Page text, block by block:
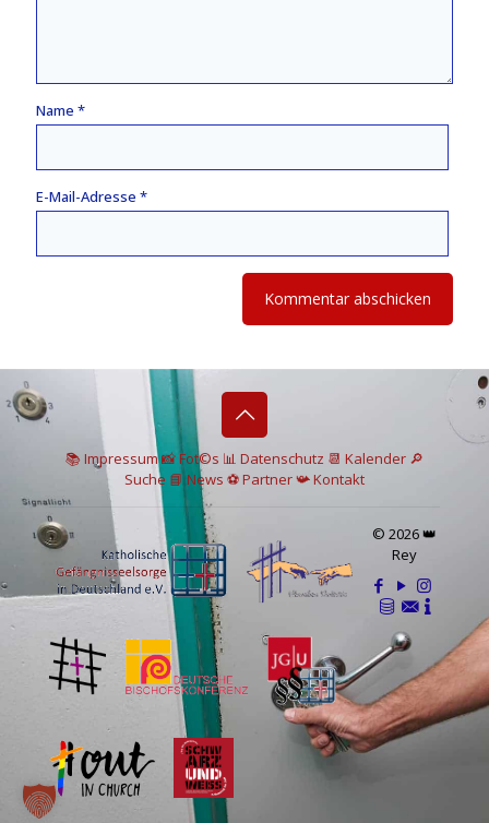
Name *
E-Mail-Adresse *
📚 Impressum📸Fot©s 📊 Datenschutz 📆 Kalender 🔎
Suche 📘 News ⚽Partner📯Kontakt
© 2026 👑
Rey